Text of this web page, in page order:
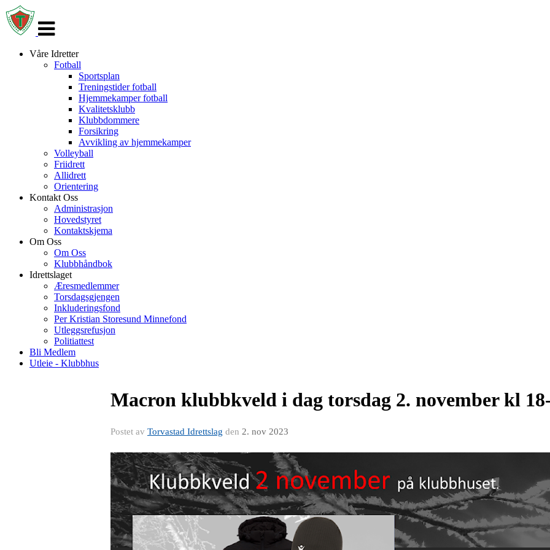
navigasjon
Våre Idretter
Fotball
Sportsplan
Treningstider fotball
Hjemmekamper fotball
Kvalitetsklubb
Klubbdommere
Forsikring
Avvikling av hjemmekamper
Volleyball
Friidrett
Allidrett
Orientering
Kontakt Oss
Administrasjon
Hovedstyret
Kontaktskjema
Om Oss
Om Oss
Klubbhåndbok
Idrettslaget
Æresmedlemmer
Torsdagsgjengen
Inkluderingsfond
Per Kristian Storesund Minnefond
Utleggsrefusjon
Politiattest
Bli Medlem
Utleie - Klubbhus
Macron klubbkveld i dag torsdag 2. november kl
Postet av Torvastad Idrettslag den 2. nov 2023